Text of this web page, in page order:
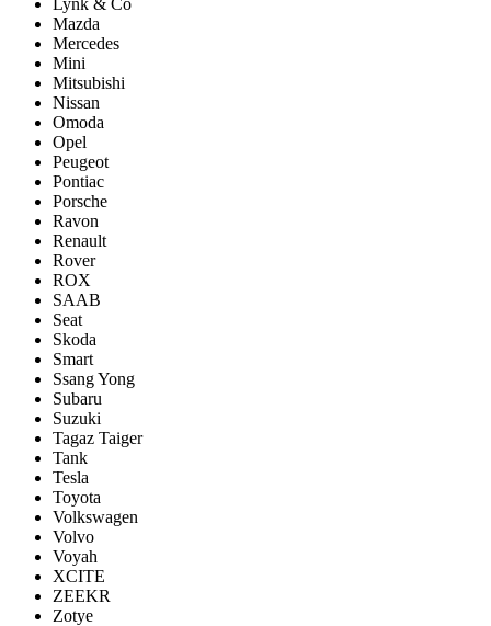
Lynk & Co
Mazda
Mercedes
Mini
Mitsubishi
Nissan
Omoda
Opel
Peugeot
Pontiac
Porsсhe
Ravon
Renault
Rover
ROX
SAAB
Seat
Skoda
Smart
Ssang Yong
Subaru
Suzuki
Tagaz Taiger
Tank
Tesla
Toyota
Volkswagen
Volvo
Voyah
XCITE
ZEEKR
Zotye